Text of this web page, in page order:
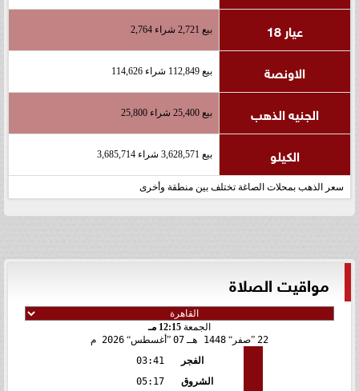
عيار 18 بيع 2,721 شراء 2,764
الاونصة بيع 112,849 شراء 114,626
الجنيه الذهب بيع 25,400 شراء 25,800
الكيلو بيع 3,628,571 شراء 3,685,714
سعر الذهب بمحلات الصاغة تختلف بين منطقة وأخرى
مواقيت الصلاة
الجمعة 12:15 مـ
22
صفر 1448 هـ 07 أغسطس 2026 م
الفجر
03:41
الشروق
05:17